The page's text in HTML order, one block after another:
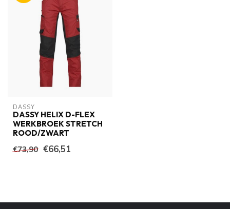
DASSY
DASSY HELIX D-FLEX
WERKBROEK STRETCH
ROOD/ZWART
€73,90 €66,51